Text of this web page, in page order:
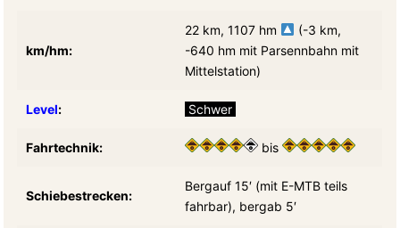
km/hm:
22 km, 1107 hm
(-3 km,
-640 hm mit Parsennbahn mit
Mittelstation)
Level: Schwer
Fahrtechnik: bis
Schiebestrecken:
Bergauf 15′ (mit E-MTB teils
fahrbar), bergab 5′